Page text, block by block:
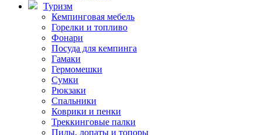
Туризм
Кемпинговая мебель
Горелки и топливо
Фонари
Посуда для кемпинга
Гамаки
Гермомешки
Сумки
Рюкзаки
Спальники
Коврики и пенки
Треккинговые палки
Пилы, лопаты и топоры